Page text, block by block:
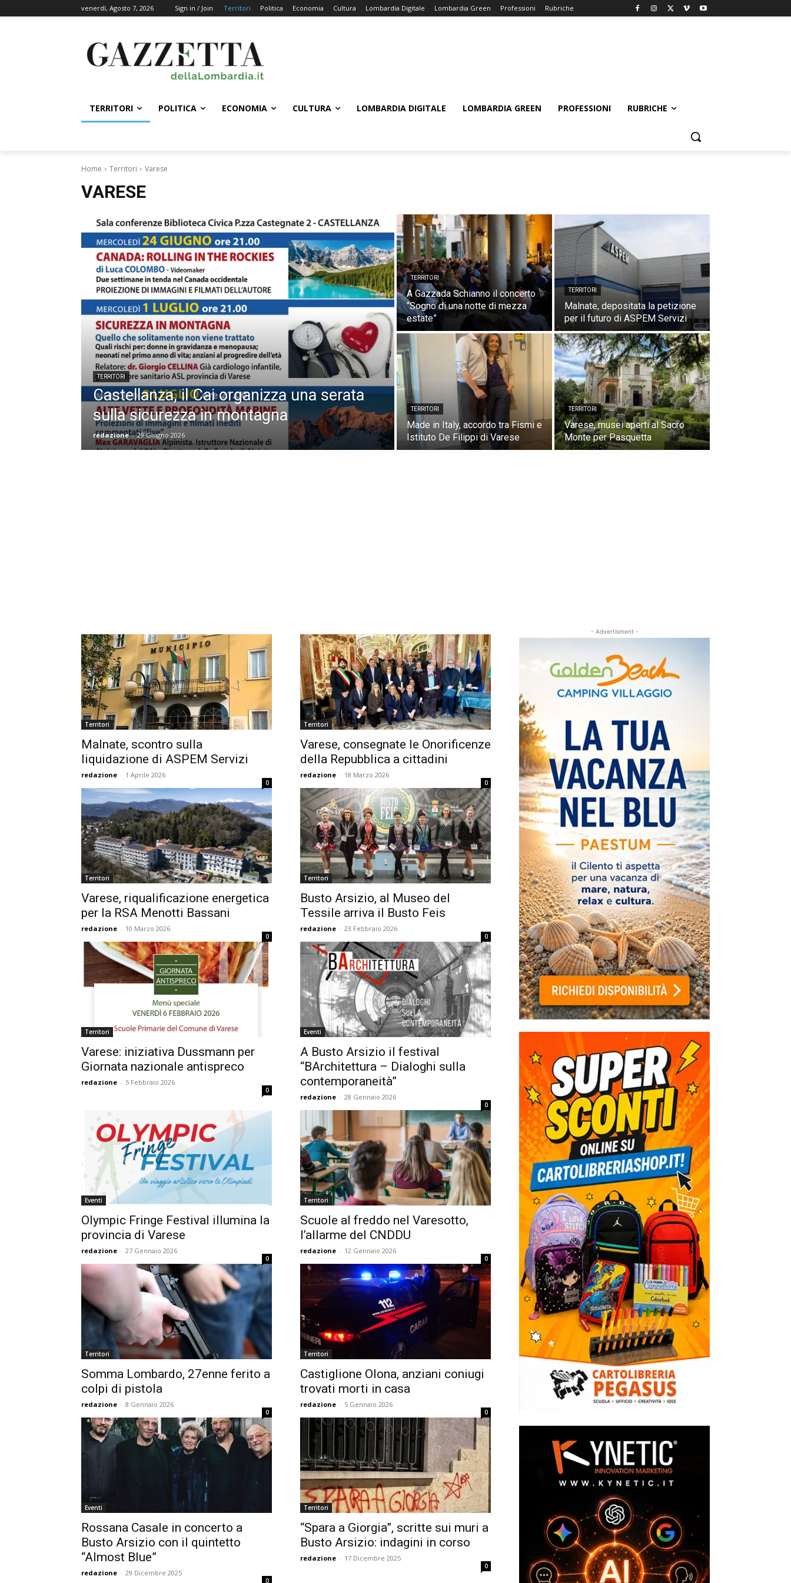
venerdì, Agosto 7, 2026 Sign in / Join Territori Politica Economia Cultura Lombardia Digitale Lombardia Green Professioni Rubriche
TERRITORI POLITICA ECONOMIA CULTURA LOMBARDIA DIGITALE LOMBARDIA GREEN PROFESSIONI RUBRICHE
Home Territori Varese
VARESE
TERRITORI
Castellanza, il Cai organizza una serata
sulla sicurezza in montagna
redazione - 29 Giugno 2026
TERRITORI
A Gazzada Schianno il concerto
“Sogno di una notte di mezza
estate”
TERRITORI
Malnate, depositata la petizione
per il futuro di ASPEM Servizi
TERRITORI
Made in Italy, accordo tra Fismi e
Istituto De Filippi di Varese
TERRITORI
Varese, musei aperti al Sacro
Monte per Pasquetta
Territori
Malnate, scontro sulla
liquidazione di ASPEM Servizi
redazione - 1 Aprile 2026
0
Territori
Varese, consegnate le Onorificenze
della Repubblica a cittadini
redazione - 18 Marzo 2026
0
Territori
Varese, riqualificazione energetica
per la RSA Menotti Bassani
redazione - 10 Marzo 2026
0
Territori
Busto Arsizio, al Museo del
Tessile arriva il Busto Feis
redazione - 23 Febbraio 2026
0
Territori
Varese: iniziativa Dussmann per
Giornata nazionale antispreco
redazione - 5 Febbraio 2026
0
Eventi
A Busto Arsizio il festival
“BArchitettura – Dialoghi sulla
contemporaneità”
redazione - 28 Gennaio 2026
0
Eventi
Olympic Fringe Festival illumina la
provincia di Varese
redazione - 27 Gennaio 2026
0
Territori
Scuole al freddo nel Varesotto,
l’allarme del CNDDU
redazione - 12 Gennaio 2026
0
Territori
Somma Lombardo, 27enne ferito a
colpi di pistola
redazione - 8 Gennaio 2026
0
Territori
Castiglione Olona, anziani coniugi
trovati morti in casa
redazione - 5 Gennaio 2026
0
Eventi
Rossana Casale in concerto a
Busto Arsizio con il quintetto
“Almost Blue”
redazione - 29 Dicembre 2025
0
Territori
“Spara a Giorgia”, scritte sui muri a
Busto Arsizio: indagini in corso
redazione - 17 Dicembre 2025
0
- Advertisment -